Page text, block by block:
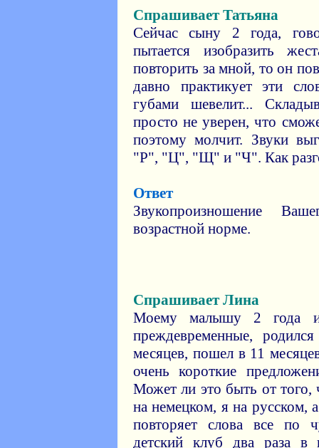
Спрашивает Татьяна
Сейчас сыну 2 года,
пытается изобразить
повторить за мной, то он
давно практикует эти
губами шевелит...
просто не уверен, что
поэтому молчит. Звуки
"Р", "Ц", "Щ" и "Ч". Как
Ответ
Звукопроизношение
возрастной норме.
Спрашивает Лина
Моему малышу 2 года
преждевременные,
месяцев, пошел в 11
очень короткие
Может ли это быть от того,
на немецком, я на русском,
повторяет слова все по
детский клуб два раза